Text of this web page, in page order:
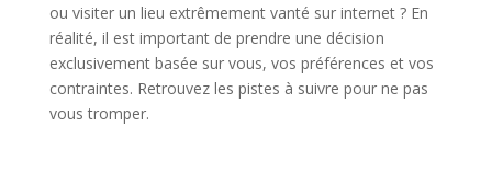
ou visiter un lieu extrêmement vanté sur internet ? En
réalité, il est important de prendre une décision
exclusivement basée sur vous, vos préférences et vos
contraintes. Retrouvez les pistes à suivre pour ne pas
vous tromper.